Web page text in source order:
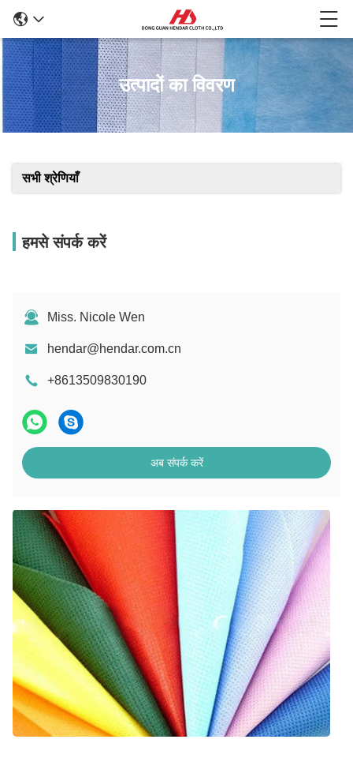
उत्पादों का विवरण
सभी श्रेणियाँ
हमसे संपर्क करें
Miss. Nicole Wen
hendar@hendar.com.cn
+8613509830190
अब संपर्क करें